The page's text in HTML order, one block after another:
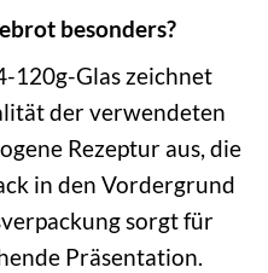
besonders?
120g-Glas zeichnet
der verwendeten
Rezeptur aus, die
in den Vordergrund
sorgt für
Präsentation.